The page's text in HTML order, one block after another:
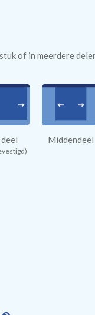
of in meerdere
Middendeel